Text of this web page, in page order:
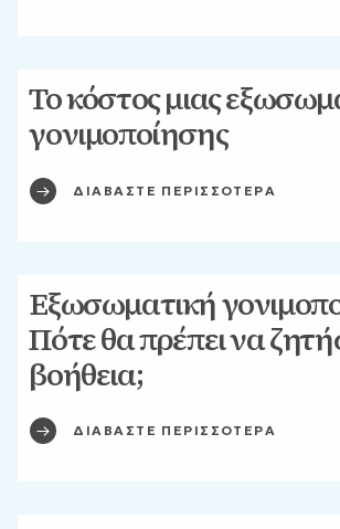
Το κόστος μιας
γονιμοποίησης
ΔΙΑΒΑΣΤΕ ΠΕΡΙΣΣΟΤΕΡΑ
Εξωσωματική
Πότε θα πρέπει να
βοήθεια;
ΔΙΑΒΑΣΤΕ ΠΕΡΙΣΣΟΤΕΡΑ